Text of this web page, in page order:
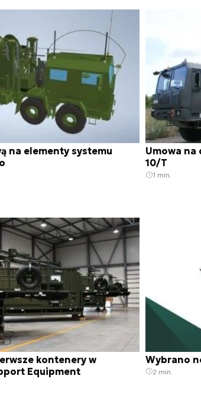
na elementy systemu
Umowa na
10/T
1 min.
kontenery w
Equipment
Wybrano
2 min.